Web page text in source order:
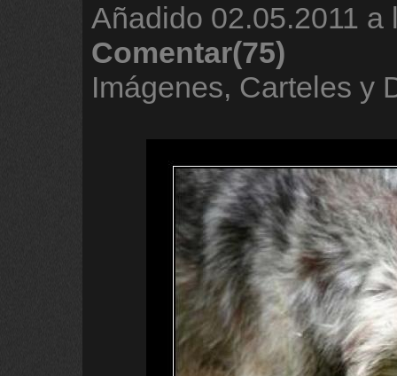
Añadido 02.05.2011 a
Comentar(75)
Imágenes, Carteles y